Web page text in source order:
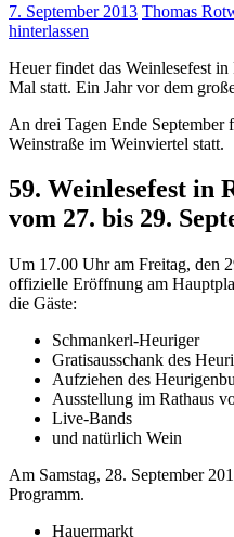
7. September 2013 Thomas
hinterlassen
Heuer findet das Weinlesefest
Mal statt. Ein Jahr vor dem
An drei Tagen Ende September
Weinstraße im Weinviertel statt.
59. Weinlesefest in
vom 27. bis 29.
Um 17.00 Uhr am Freitag, den
offizielle Eröffnung am
die Gäste:
Schmankerl-Heuriger
Gratisausschank des
Aufziehen des
Ausstellung im Rathaus
Live-Bands
und natürlich Wein
Am Samstag, 28. September
Programm.
Hauermarkt